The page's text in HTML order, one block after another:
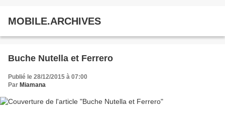
MOBILE.ARCHIVES
Buche Nutella et Ferrero
Publié le 28/12/2015 à 07:00
Par Miamana